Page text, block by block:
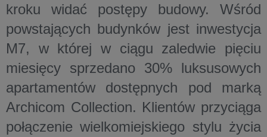
kroku widać postępy budowy. Wśród
powstających budynków jest inwestycja
M7, w której w ciągu zaledwie pięciu
miesięcy sprzedano 30% luksusowych
apartamentów dostępnych pod marką
Archicom Collection. Klientów przyciąga
połączenie wielkomiejskiego stylu życia